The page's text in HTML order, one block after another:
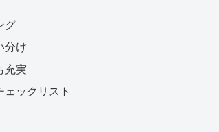
グ
分け
充実
ックリスト